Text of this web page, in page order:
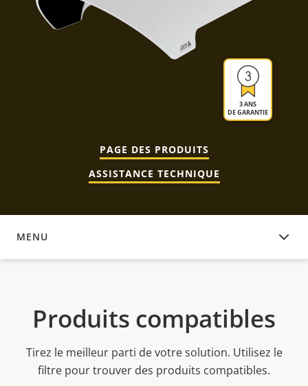
3 ANS
DE GARANTIE
PAGE DES PRODUITS
ASSISTANCE TECHNIQUE
MENU
PRODUITS COMPATIBLES
Produits compatibles
Tirez le meilleur parti de votre solution. Utilisez le
filtre pour trouver des produits compatibles.